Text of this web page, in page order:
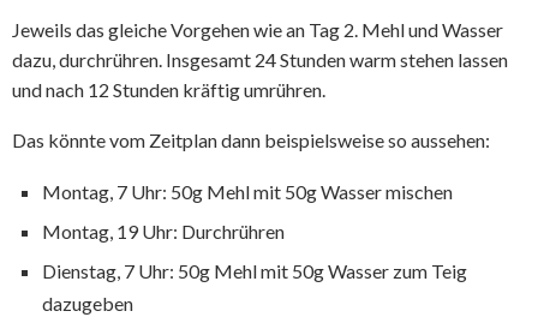
Jeweils das gleiche Vorgehen wie an Tag 2. Mehl und Wasser
dazu, durchrühren. Insgesamt 24 Stunden warm stehen lassen
und nach 12 Stunden kräftig umrühren.
Das könnte vom Zeitplan dann beispielsweise so aussehen:
Montag, 7 Uhr: 50g Mehl mit 50g Wasser mischen
Montag, 19 Uhr: Durchrühren
Dienstag, 7 Uhr: 50g Mehl mit 50g Wasser zum Teig
dazugeben